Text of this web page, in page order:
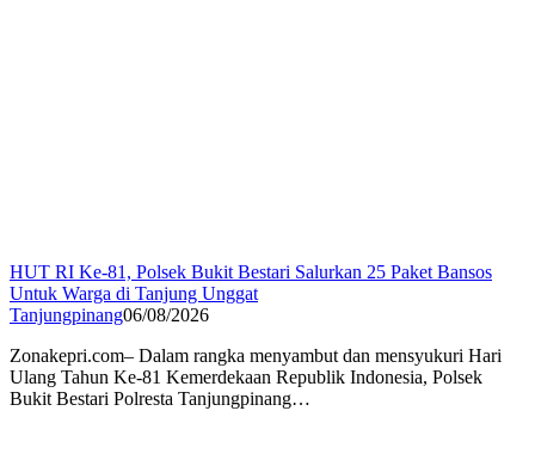
HUT RI Ke-81, Polsek Bukit Bestari Salurkan 25 Paket Bansos
Untuk Warga di Tanjung Unggat
Tanjungpinang06/08/2026
Zonakepri.com– Dalam rangka menyambut dan mensyukuri Hari
Ulang Tahun Ke-81 Kemerdekaan Republik Indonesia, Polsek
Bukit Bestari Polresta Tanjungpinang…